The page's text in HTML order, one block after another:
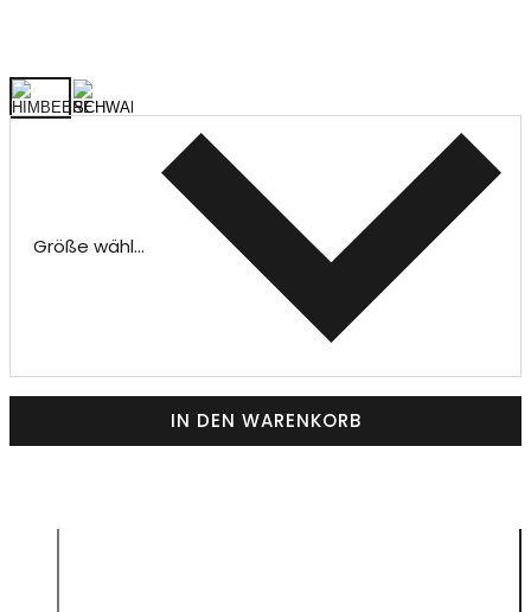
Größe wählen
IN DEN WARENKORB